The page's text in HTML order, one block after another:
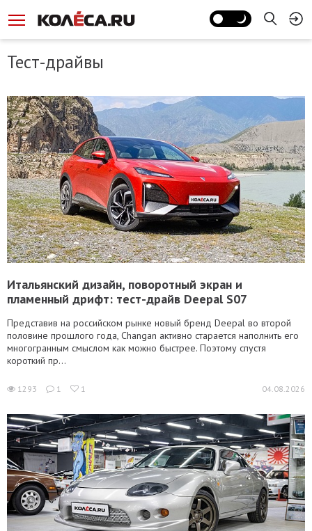
Тест-драйвы
Итальянский дизайн, поворотный экран и
пламенный дрифт: тест-драйв Deepal S07
Представив на российском рынке новый бренд Deepal во второй
половине прошлого года, Changan активно старается наполнить его
многогранным смыслом как можно быстрее. Поэтому спустя
короткий пр...
1293 1 1 04.08.2026